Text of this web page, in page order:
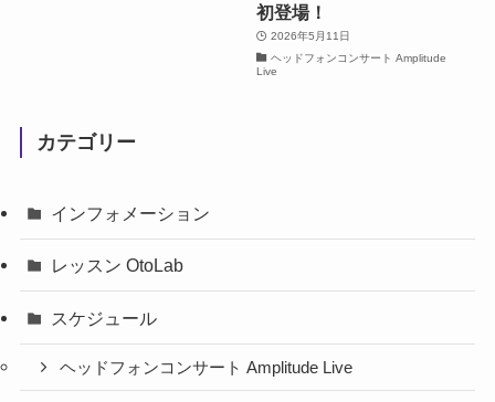
初登場！
2026年5月11日
ヘッドフォンコンサート Amplitude
Live
カテゴリー
インフォメーション
レッスン OtoLab
スケジュール
ヘッドフォンコンサート Amplitude Live